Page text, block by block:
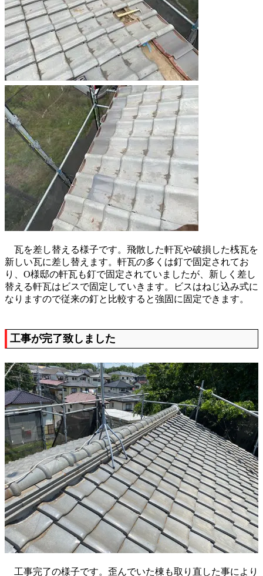
瓦を差し替える様子です。飛散した軒瓦や破損した桟瓦を
新しい瓦に差し替えます。軒瓦の多くは釘で固定されてお
り、O様邸の軒瓦も釘で固定されていましたが、新しく差し
替える軒瓦はビスで固定していきます。ビスはねじ込み式に
なりますので従来の釘と比較すると強固に固定できます。
工事が完了致しました
工事完了の様子です。歪んでいた棟も取り直した事により